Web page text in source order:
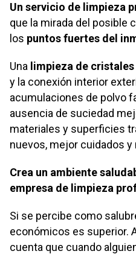
Un servicio de limpieza
que la mirada del posible
los puntos fuertes del
Una limpieza de cristales
y la conexión interior
acumulaciones de polvo
ausencia de suciedad
materiales y superficies
nuevos, mejor cuidados
Crea un ambiente
empresa de limpieza
Si se percibe como
económicos es superior.
cuenta que cuando